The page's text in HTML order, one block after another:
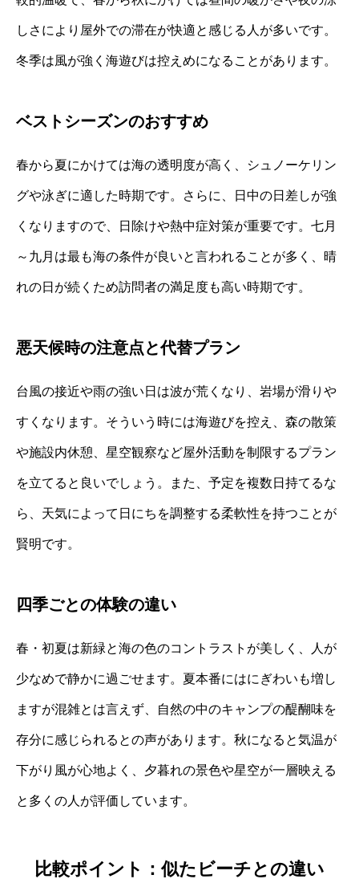
しさにより屋外での滞在が快適と感じる人が多いです。
冬季は風が強く海遊びは控えめになることがあります。
ベストシーズンのおすすめ
春から夏にかけては海の透明度が高く、シュノーケリン
グや泳ぎに適した時期です。さらに、日中の日差しが強
くなりますので、日除けや熱中症対策が重要です。七月
～九月は最も海の条件が良いと言われることが多く、晴
れの日が続くため訪問者の満足度も高い時期です。
悪天候時の注意点と代替プラン
台風の接近や雨の強い日は波が荒くなり、岩場が滑りや
すくなります。そういう時には海遊びを控え、森の散策
や施設内休憩、星空観察など屋外活動を制限するプラン
を立てると良いでしょう。また、予定を複数日持てるな
ら、天気によって日にちを調整する柔軟性を持つことが
賢明です。
四季ごとの体験の違い
春・初夏は新緑と海の色のコントラストが美しく、人が
少なめで静かに過ごせます。夏本番にはにぎわいも増し
ますが混雑とは言えず、自然の中のキャンプの醍醐味を
存分に感じられるとの声があります。秋になると気温が
下がり風が心地よく、夕暮れの景色や星空が一層映える
と多くの人が評価しています。
比較ポイント：似たビーチとの違い